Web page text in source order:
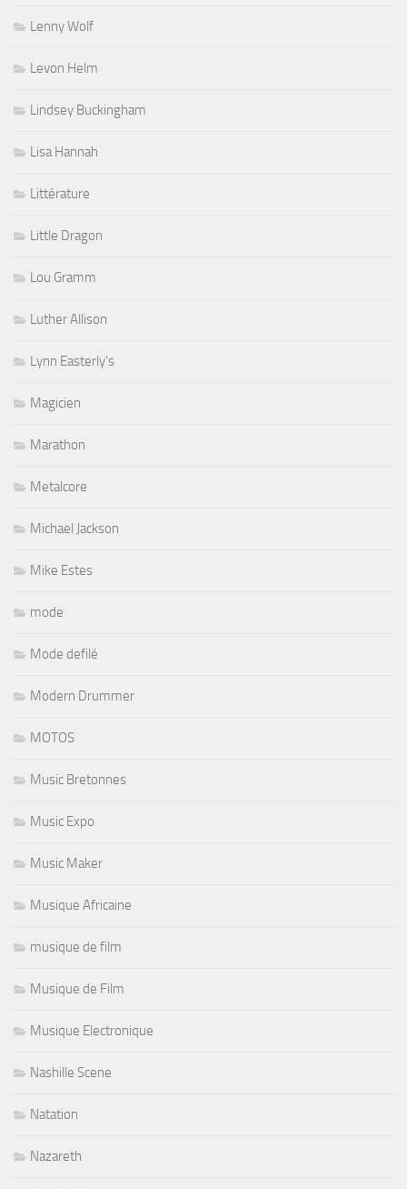
Lenny Wolf
Levon Helm
Lindsey Buckingham
Lisa Hannah
Littérature
Little Dragon
Lou Gramm
Luther Allison
Lynn Easterly's
Magicien
Marathon
Metalcore
Michael Jackson
Mike Estes
mode
Mode defilé
Modern Drummer
MOTOS
Music Bretonnes
Music Expo
Music Maker
Musique Africaine
musique de film
Musique de Film
Musique Electronique
Nashille Scene
Natation
Nazareth